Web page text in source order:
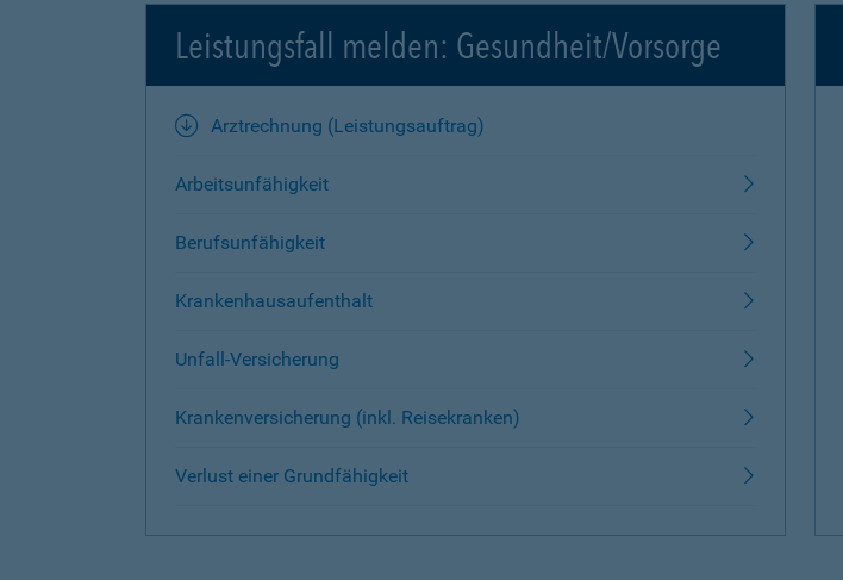
Leistungsfall melden: Gesundheit/Vorsorge
Arztrechnung (Leistungsauftrag)
Arbeitsunfähigkeit
Berufsunfähigkeit
Krankenhausaufenthalt
Unfall-Versicherung
Krankenversicherung (inkl. Reisekranken)
Verlust einer Grundfähigkeit